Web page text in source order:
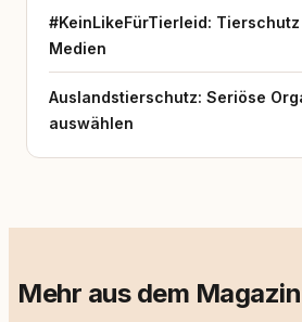
#KeinLikeFürTierleid:
Medien
Auslandstierschutz: Seriöse
auswählen
Mehr aus dem Magazin